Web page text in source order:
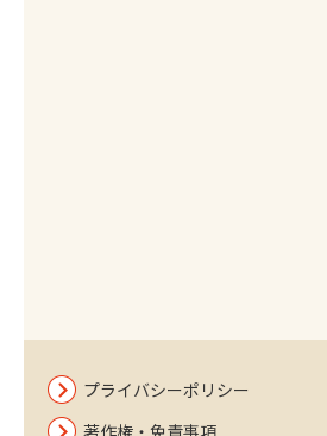
プライバシーポリシー
著作権・免責事項